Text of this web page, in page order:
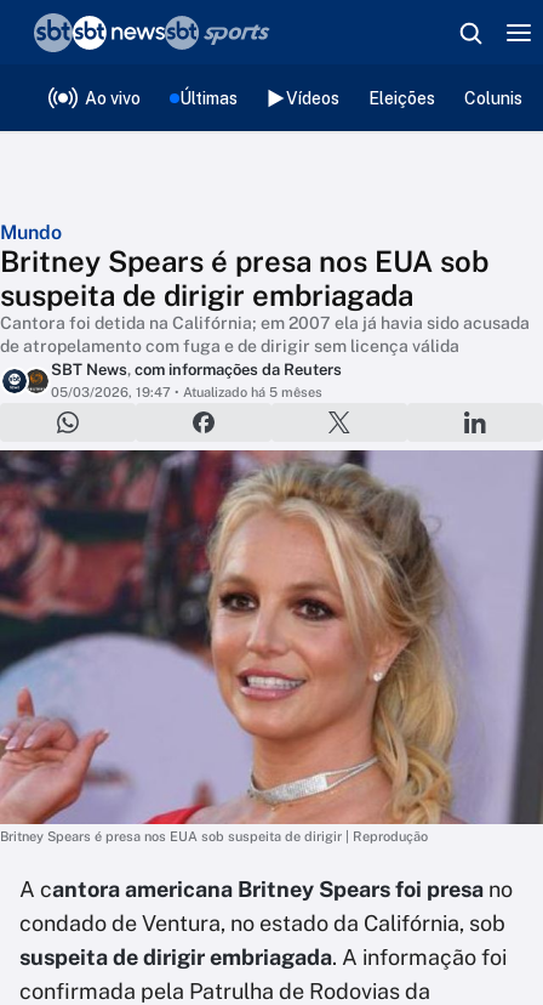
Ao vivo Últimas Vídeos Eleições
Mundo
Britney Spears é presa nos EUA sob
suspeita de dirigir embriagada
Cantora foi detida na Califórnia; em 2007 ela já havia sido acusada
de atropelamento com fuga e de dirigir sem licença válida
SBT News, com informações da Reuters
05/03/2026, 19:47 • Atualizado há 5 mêses
Britney Spears é presa nos EUA sob suspeita de dirigir | Reprodução
A cantora americana Britney Spears foi presa no
condado de Ventura, no estado da Califórnia, sob
suspeita de dirigir embriagada. A informação foi
confirmada pela Patrulha de Rodovias da
❮voltar
Editorias